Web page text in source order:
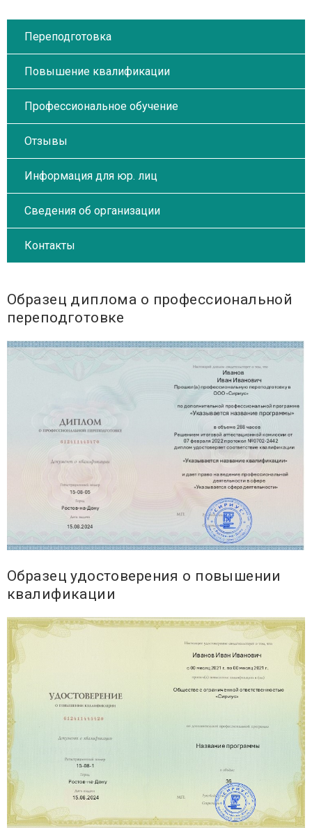
Переподготовка
Повышение квалификации
Профессиональное обучение
Отзывы
Информация для юр. лиц
Сведения об организации
Контакты
Образец диплома о профессиональной
переподготовке
Образец удостоверения о повышении
квалификации